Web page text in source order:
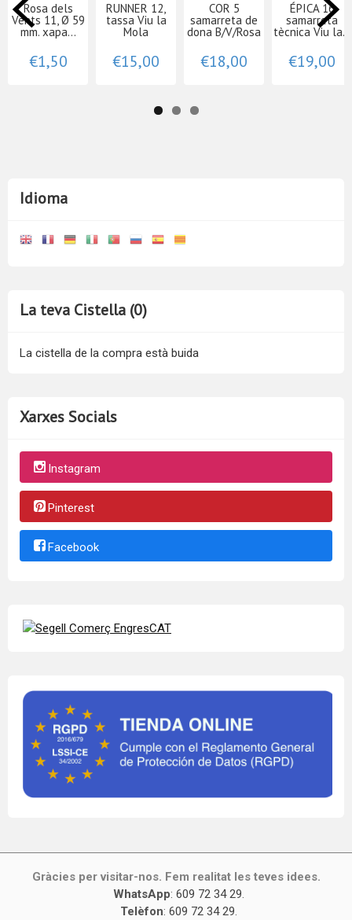
Idioma
La teva Cistella (0)
La cistella de la compra està buida
Xarxes Socials
Instagram
Pinterest
Facebook
Rosa dels
Vents 11, Ø 59
mm. xapa...
€1,50
RUNNER 12,
tassa Viu la
Mola
€15,00
COR 5
samarreta de
dona B/V/Rosa
€18,00
ÉPICA 16
samarreta
tècnica Viu la...
€19,00
Gràcies per visitar-nos. Fem realitat les teves idees.
WhatsApp: 609 72 34 29.
Telèfon: 609 72 34 29.